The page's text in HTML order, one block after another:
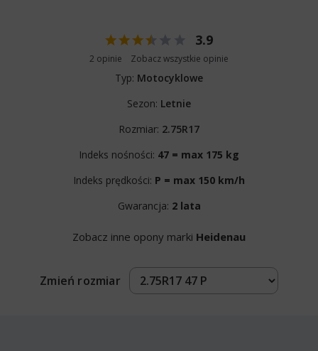
3.9
2 opinie Zobacz wszystkie opinie
Typ: Motocyklowe
Sezon: Letnie
Rozmiar: 2.75R17
Indeks nośności: 47 = max 175 kg
Indeks prędkości: P = max 150 km/h
Gwarancja: 2 lata
Zobacz inne opony marki Heidenau
Zmień rozmiar